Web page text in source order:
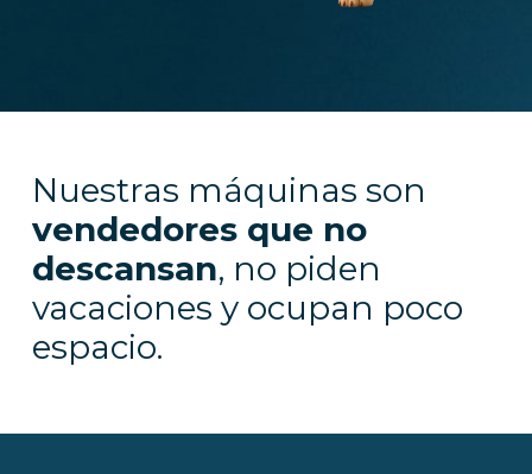
Nuestras máquinas son
vendedores que no
descansan, no piden
vacaciones y ocupan poco
espacio.